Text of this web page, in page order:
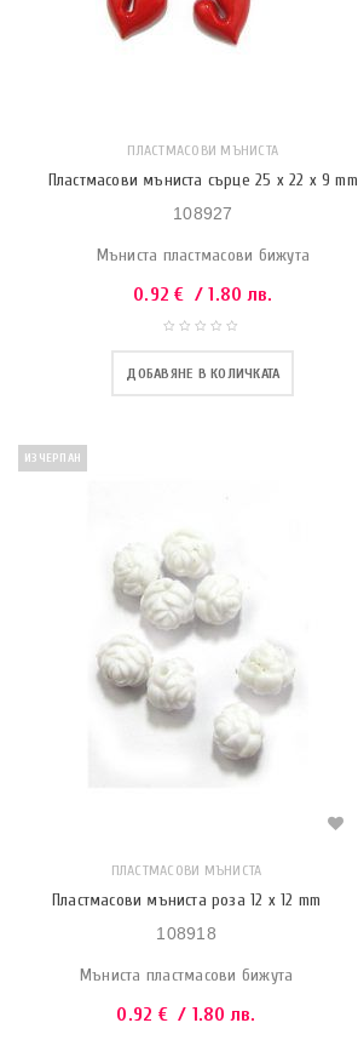
ПЛАСТМАСОВИ МЪНИСТА
Пластмасови мъниста сърце 25 x 22 x 9 mm
108927
Мъниста пластмасови бижута
0.92€ / 1.80 лв.
ДОБАВЯНЕ В КОЛИЧКАТА
ИЗЧЕРПАН
ПЛАСТМАСОВИ МЪНИСТА
Пластмасови мъниста роза 12 x 12 mm
108918
Мъниста пластмасови бижута
0.92 € / 1.80 лв.